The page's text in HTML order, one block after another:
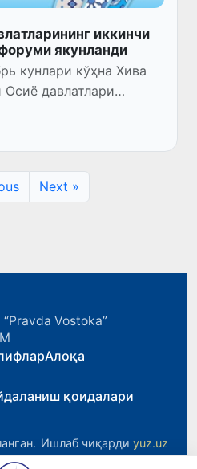
иккинчи
якунланди
кунлари кўҳна Хива
давлатлари
вакиллик
ижтимоий-
тутган ўрни»
Next »
“Pravda Vostoka”
Алоқа
қоидалари
Ишлаб чиқарди yuz.uz